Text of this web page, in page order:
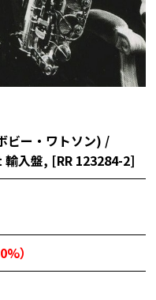
ー・ワトソン) /
入盤, [RR 123284-2]
）